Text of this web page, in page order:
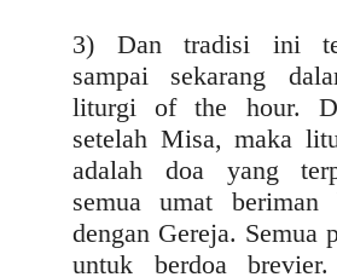
3) Dan tradisi ini
sampai sekarang
liturgi of the hour.
setelah Misa, maka
adalah doa yang
semua umat beriman
dengan Gereja. Semua
untuk berdoa